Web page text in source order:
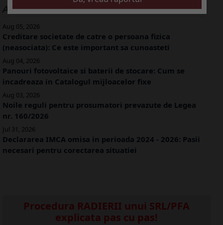
ALTE ARTICOLE
Aug 05, 2026
Creditare societate de catre o persoana fizica
(neasociata): Ce este important sa cunoasteti
Aug 04, 2026
Panouri fotovoltaice si baterii de stocare: Cum se
incadreaza in Catalogul mijloacelor fixe
Aug 03, 2026
Noile reguli pentru prosumatori prevazute de Legea
nr. 160/2026
Jul 31, 2026
Declararea IMCA omisa in perioada 2024 - 2026: Pasii
necesari pentru corectarea situatiei
Procedura RADIERII unui SRL/PFA
explicata pas cu pas!